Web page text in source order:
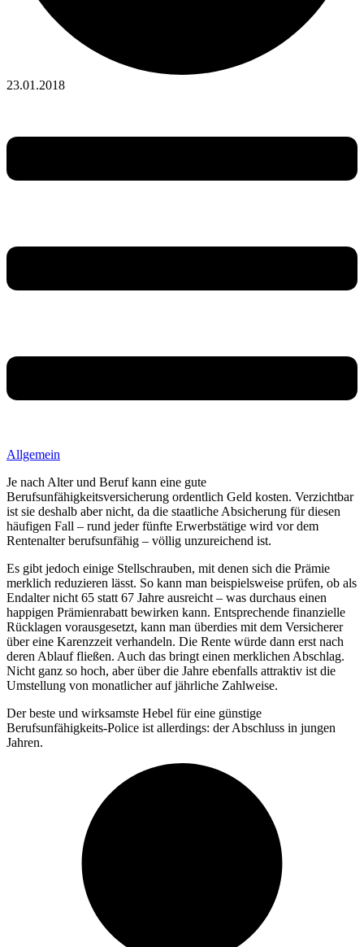
23.01.2018
Allgemein
Je nach Alter und Beruf kann eine gute
Berufsunfähigkeitsversicherung ordentlich Geld kosten. Verzichtbar
ist sie deshalb aber nicht, da die staatliche Absicherung für diesen
häufigen Fall – rund jeder fünfte Erwerbstätige wird vor dem
Rentenalter berufsunfähig – völlig unzureichend ist.
Es gibt jedoch einige Stellschrauben, mit denen sich die Prämie
merklich reduzieren lässt. So kann man beispielsweise prüfen, ob als
Endalter nicht 65 statt 67 Jahre ausreicht – was durchaus einen
happigen Prämienrabatt bewirken kann. Entsprechende finanzielle
Rücklagen vorausgesetzt, kann man überdies mit dem Versicherer
über eine Karenzzeit verhandeln. Die Rente würde dann erst nach
deren Ablauf fließen. Auch das bringt einen merklichen Abschlag.
Nicht ganz so hoch, aber über die Jahre ebenfalls attraktiv ist die
Umstellung von monatlicher auf jährliche Zahlweise.
Der beste und wirksamste Hebel für eine günstige
Berufsunfähigkeits-Police ist allerdings: der Abschluss in jungen
Jahren.